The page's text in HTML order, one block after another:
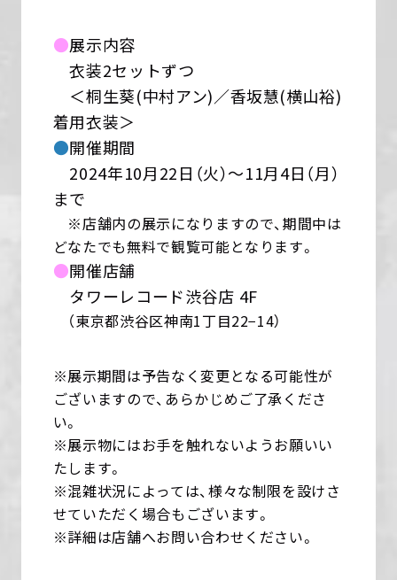
●展示内容
衣装2セットずつ
＜桐生葵(中村アン)／香坂慧(横山裕)
着用衣装＞
●開催期間
2024年10月22日（火）～11月4日（月）
まで
※店舗内の展示になりますので、期間中は
どなたでも無料で観覧可能となります。
●開催店舗
タワーレコード渋谷店 4F
（東京都渋谷区神南1丁目22−14）
※展示期間は予告なく変更となる可能性が
ございますので、あらかじめご了承くださ
い。
※展示物にはお手を触れないようお願いい
たします。
※混雑状況によっては、様々な制限を設けさ
せていただく場合もございます。
※詳細は店舗へお問い合わせください。